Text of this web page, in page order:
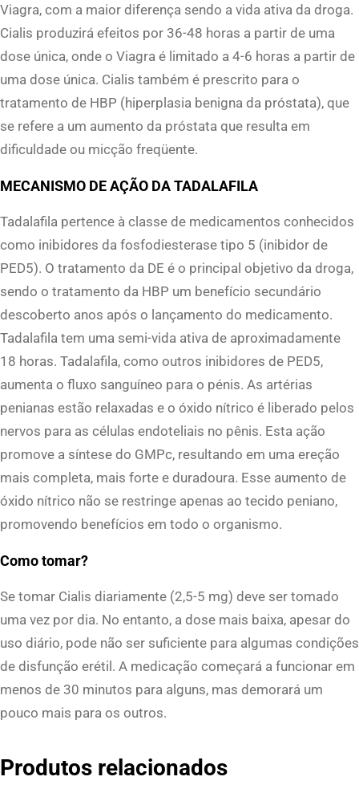
n
t
i
t
y
Viagra, com a maior diferença sendo a vida ativa da droga.
Cialis produzirá efeitos por 36-48 horas a partir de uma
dose única, onde o Viagra é limitado a 4-6 horas a partir de
uma dose única. Cialis também é prescrito para o
tratamento de HBP (hiperplasia benigna da próstata), que
se refere a um aumento da próstata que resulta em
dificuldade ou micção freqüente.
MECANISMO DE AÇÃO DA TADALAFILA
Tadalafila pertence à classe de medicamentos conhecidos
como inibidores da fosfodiesterase tipo 5 (inibidor de
PED5). O tratamento da DE é o principal objetivo da droga,
sendo o tratamento da HBP um benefício secundário
descoberto anos após o lançamento do medicamento.
Tadalafila tem uma semi-vida ativa de aproximadamente
18 horas. Tadalafila, como outros inibidores de PED5,
aumenta o fluxo sanguíneo para o pénis. As artérias
penianas estão relaxadas e o óxido nítrico é liberado pelos
nervos para as células endoteliais no pênis. Esta ação
promove a síntese do GMPc, resultando em uma ereção
mais completa, mais forte e duradoura. Esse aumento de
óxido nítrico não se restringe apenas ao tecido peniano,
promovendo benefícios em todo o organismo.
Como tomar?
Se tomar Cialis diariamente (2,5-5 mg) deve ser tomado
uma vez por dia. No entanto, a dose mais baixa, apesar do
uso diário, pode não ser suficiente para algumas condições
de disfunção erétil. A medicação começará a funcionar em
menos de 30 minutos para alguns, mas demorará um
pouco mais para os outros.
Produtos relacionados